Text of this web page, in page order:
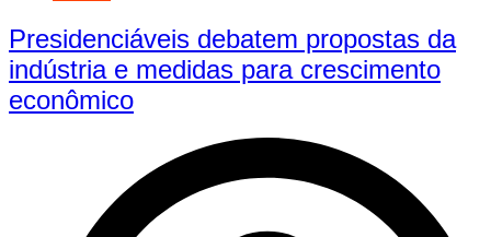
Presidenciáveis debatem propostas da
indústria e medidas para crescimento
econômico